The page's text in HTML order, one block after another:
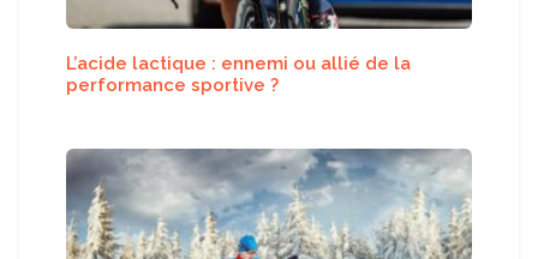
L’acide lactique : ennemi ou allié de la
performance sportive ?